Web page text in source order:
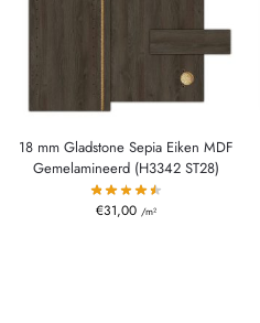
18 mm Gladstone Sepia Eiken MDF
Gemelamineerd (H3342 ST28)
€31,00 /m²